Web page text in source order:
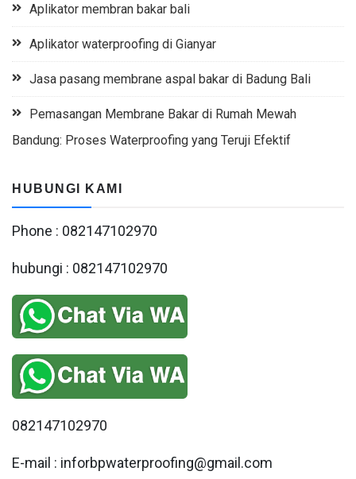
Aplikator membran bakar bali
Aplikator waterproofing di Gianyar
Jasa pasang membrane aspal bakar di Badung Bali
Pemasangan Membrane Bakar di Rumah Mewah
Bandung: Proses Waterproofing yang Teruji Efektif
HUBUNGI KAMI
Phone : 082147102970
hubungi : 082147102970
082147102970
E-mail : inforbpwaterproofing@gmail.com